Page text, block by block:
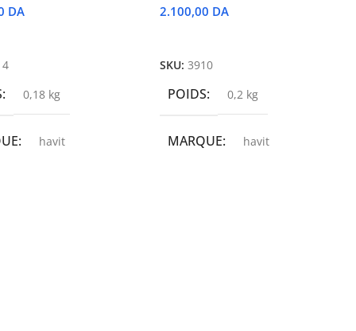
DA
0,18 kg
havit
2.100,00 DA
SKU:3910
POIDS 0,2 kg
MARQUE havit